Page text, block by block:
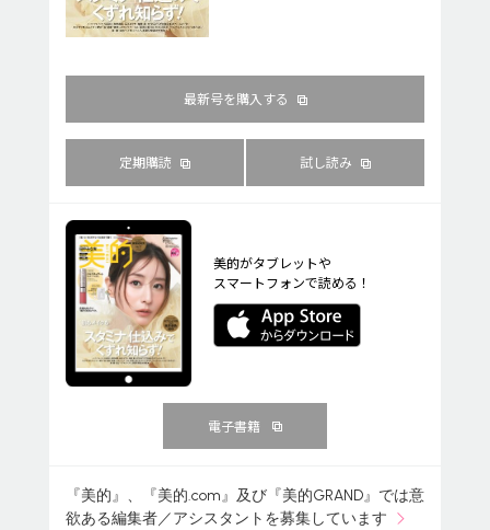
最新号を購入する
定期購読 試し読み
美的がタブレットや
スマートフォンで読める！
電子書籍
『美的』、『美的.com』及び『美的GRAND』では意
欲ある編集者／アシスタントを募集しています